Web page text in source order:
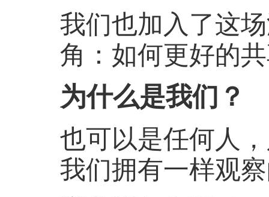
我们也加入了这
角：如何更好的
为什么是我们？
也可以是任何人
我们拥有一样观